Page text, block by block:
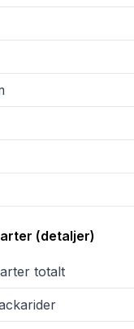
(detaljer)
totalt